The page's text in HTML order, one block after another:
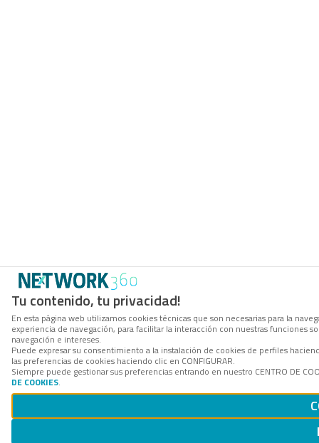
Tu contenido, tu privacidad!
En esta página web utilizamos cookies técnicas que son necesarias para la
experiencia de navegación, para facilitar la interacción con nuestras funciones
navegación e intereses.
Puede expresar su consentimiento a la instalación de cookies de perfiles
las preferencias de cookies haciendo clic en CONFIGURAR.
Siempre puede gestionar sus preferencias entrando en nuestro CENTRO DE
DE COOKIES.